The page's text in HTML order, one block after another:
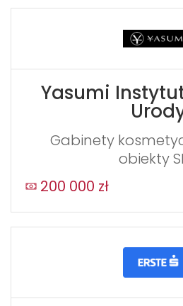
Yasumi
Gabinety
obiekty
200 000 zł